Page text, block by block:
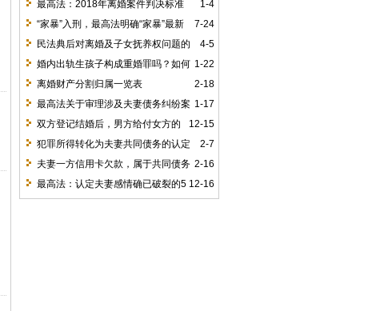
1-4
最高法：2018年离婚案件判决标准
（财产分割、子女抚养等）
7-24
“家暴”入刑，最高法明确“家暴”最新
罪名，8月1日施行
4-5
民法典后对离婚及子女抚养权问题的
司法解释
1-22
婚内出轨生孩子构成重婚罪吗？如何
证明婚内出轨？
2-18
离婚财产分割归属一览表
1-17
最高法关于审理涉及夫妻债务纠纷案
件适用法律问题的解释
12-15
双方登记结婚后，男方给付女方的
彩礼属于夫妻共同财产吗？
2-7
犯罪所得转化为夫妻共同债务的认定
2-16
夫妻一方信用卡欠款，属于共同债务
吗？
12-16
最高法：认定夫妻感情确已破裂的5